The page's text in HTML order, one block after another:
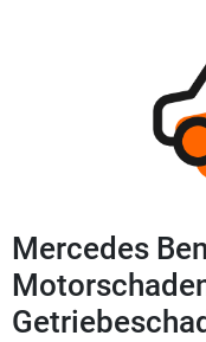
Mercedes